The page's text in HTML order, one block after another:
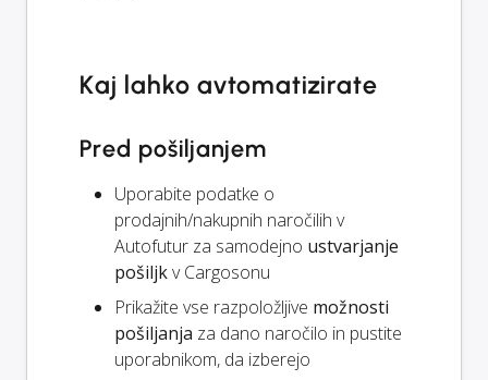
Kaj lahko avtomatizirate
Pred pošiljanjem
Uporabite podatke o
prodajnih/nakupnih naročilih v
Autofutur za samodejno ustvarjanje
pošiljkv Cargosonu
Prikažite vse razpoložljive možnosti
pošiljanja za dano naročilo in pustite
uporabnikom, da izberejo